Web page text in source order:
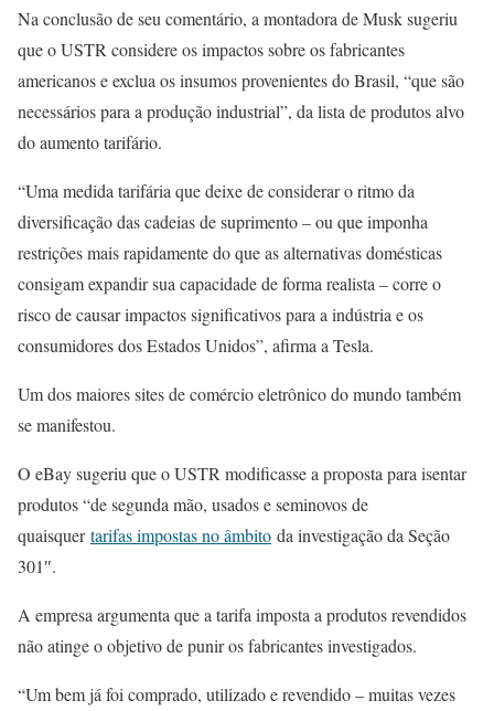
Na conclusão de seu comentário, a montadora de Musk sugeriu
que o USTR considere os impactos sobre os fabricantes
americanos e exclua os insumos provenientes do Brasil, “que são
necessários para a produção industrial”, da lista de produtos alvo
do aumento tarifário.
“Uma medida tarifária que deixe de considerar o ritmo da
diversificação das cadeias de suprimento – ou que imponha
restrições mais rapidamente do que as alternativas domésticas
consigam expandir sua capacidade de forma realista – corre o
risco de causar impactos significativos para a indústria e os
consumidores dos Estados Unidos”, afirma a Tesla.
Um dos maiores sites de comércio eletrônico do mundo também
se manifestou.
O eBay sugeriu que o USTR modificasse a proposta para isentar
produtos “de segunda mão, usados e seminovos de
quaisquertarifas impostas no âmbito da investigação da Seção
301″.
A empresa argumenta que a tarifa imposta a produtos revendidos
não atinge o objetivo de punir os fabricantes investigados.
“Um bem já foi comprado, utilizado e revendido – muitas vezes